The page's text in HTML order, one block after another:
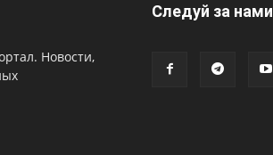
Новости,
Cледуй за нами